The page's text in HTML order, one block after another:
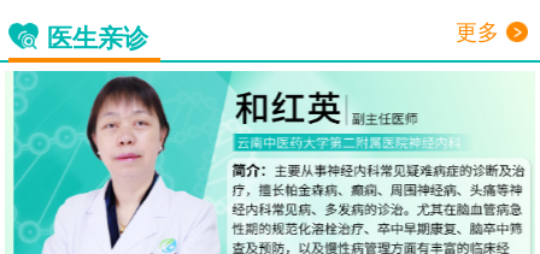
医生亲诊 更多